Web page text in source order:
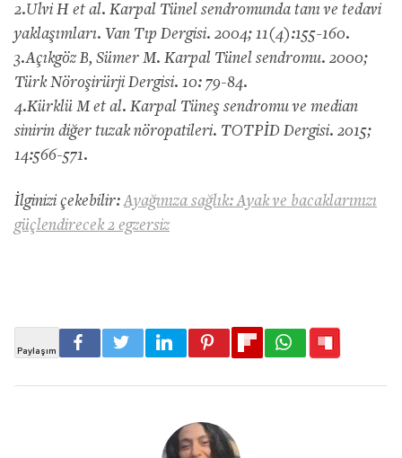
2.Ulvi H et al. Karpal Tünel sendromunda tanı ve tedavi
yaklaşımları. Van Tıp Dergisi. 2004; 11(4):155-160.
3.Açıkgöz B, Sümer M. Karpal Tünel sendromu. 2000;
Türk Nöroşirürji Dergisi. 10: 79-84.
4.Kürklü M et al. Karpal Tüneş sendromu ve median
sinirin diğer tuzak nöropatileri. TOTPİD Dergisi. 2015;
14:566-571.
İlginizi çekebilir:Ayağınıza sağlık: Ayak ve bacaklarınızı
güçlendirecek 2 egzersiz